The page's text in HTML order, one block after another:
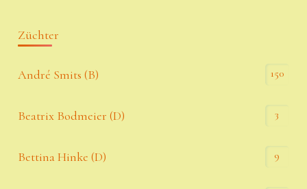
Züchter
André Smits (B) 150
Beatrix Bodmeier (D) 3
Bettina Hinke (D) 9